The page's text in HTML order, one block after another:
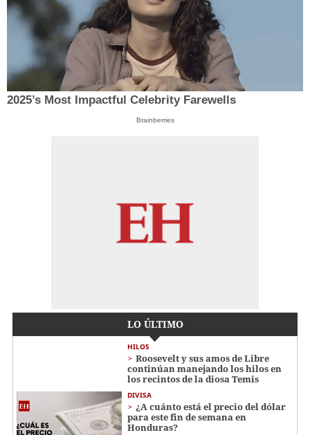
2025’s Most Impactful Celebrity Farewells
Brainberries
LO ÚLTIMO
HILOS
Roosevelt y sus amos de Libre
continúan manejando los hilos en
los recintos de la diosa Temis
DIVISA
¿A cuánto está el precio del dólar
para este fin de semana en
Honduras?